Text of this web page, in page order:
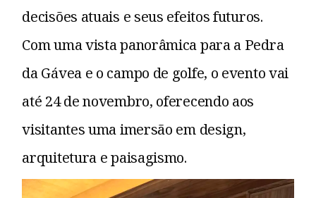
decisões atuais e seus efeitos futuros.
Com uma vista panorâmica para a Pedra
da Gávea e o campo de golfe, o evento vai
até 24 de novembro, oferecendo aos
visitantes uma imersão em design,
arquitetura e paisagismo.